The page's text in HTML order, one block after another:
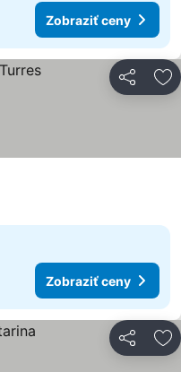
Zobraziť ceny
Zdieľať
Zobraziť ceny
Zdieľať